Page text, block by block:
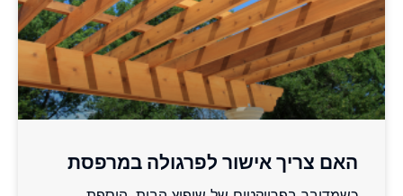
האם צריך אישור לפרגולה במרפסת